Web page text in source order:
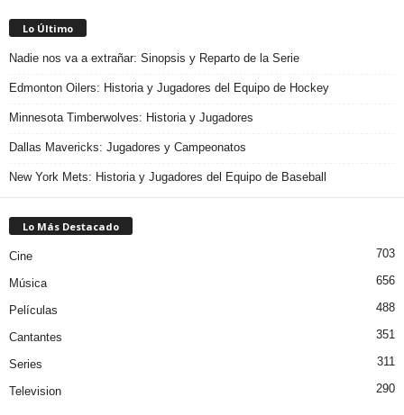
Lo Último
Nadie nos va a extrañar: Sinopsis y Reparto de la Serie
Edmonton Oilers: Historia y Jugadores del Equipo de Hockey
Minnesota Timberwolves: Historia y Jugadores
Dallas Mavericks: Jugadores y Campeonatos
New York Mets: Historia y Jugadores del Equipo de Baseball
Lo Más Destacado
Cine 703
Música 656
Películas 488
Cantantes 351
Series 311
Television 290